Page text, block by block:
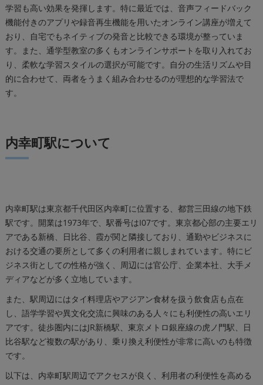
学習も高い効果を発揮します。特に最近では、音声フィードバック
機能付きのアプリや録音再生機能を用いたオンライン講座が増えて
おり、自宅でもネイティブの発音と比較できる環境が整っていま
す。また、通学型教室の多くもオンラインサポートを取り入れてお
り、柔軟な学習スタイルの選択が可能です。自分の生活リズムや目
的に合わせて、両者をうまく組み合わせるのが理想的な学習法で
す。
内幸町駅について
内幸町駅は東京都千代田区内幸町に位置する、都営三田線の地下鉄
駅です。開業は1973年で、駅番号はI07です。東京都心部の主要エリ
アである新橋、日比谷、霞が関と隣接しており、通勤やビジネスに
おける交通の要所として多くの利用者に親しまれています。特にビ
ジネス街としての性格が強く、周辺には官公庁、企業本社、大手メ
ディアなどが多く立地しています。
また、駅周辺にはタイ料理店やアジアン食材を扱う飲食店も点在
し、語学学習や異文化交流に興味のある人々にも利便性の高いエリ
アです。徒歩圏内にはJR新橋駅、東京メトロ銀座線の虎ノ門駅、日
比谷駅など複数の駅があり、乗り換え利便性が非常に高いのも特徴
です。
以下は、内幸町駅周辺でアクセスが良く、利用者の利便性を高める